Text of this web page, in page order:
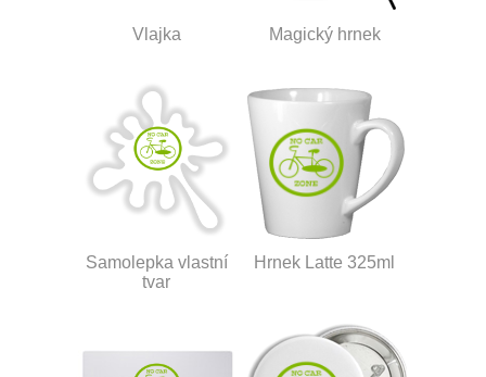
Vlajka Magický hrnek
Samolepka vlastní
tvar
Hrnek Latte 325ml